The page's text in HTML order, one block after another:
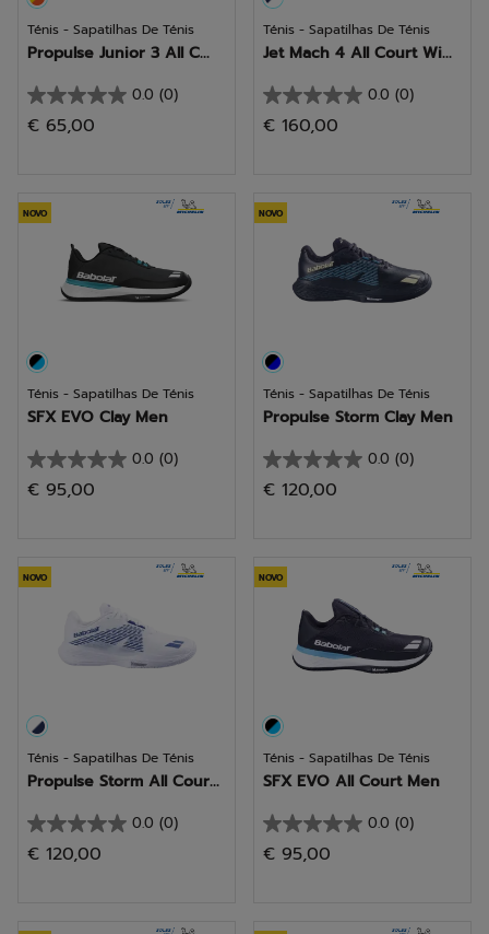
Ténis - Sapatilhas De Ténis
Propulse Junior 3 All C...
0.0 (0)
0.0
em
€ 65,00
Ténis - Sapatilhas De Ténis
Jet Mach 4 All Court Wi...
0.0 (0)
0.0
em
€ 160,00
NOVO
Ténis - Sapatilhas De Ténis
SFX EVO Clay Men
0.0 (0)
0.0
em
€ 95,00
NOVO
Ténis - Sapatilhas De Ténis
Propulse Storm Clay Men
0.0 (0)
0.0
em
€ 120,00
NOVO
Ténis - Sapatilhas De Ténis
Propulse Storm All Cour...
0.0 (0)
0.0
em
€ 120,00
NOVO
Ténis - Sapatilhas De Ténis
SFX EVO All Court Men
0.0 (0)
0.0
em
€ 95,00